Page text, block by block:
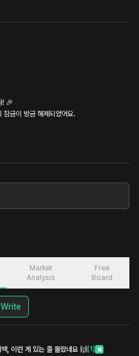
! 🎉
금이 방금 해제되었어요.
Market
Analysis
Free
Board
Write
, 이런 게 있는 줄 몰랐네요 🙌 [1] N